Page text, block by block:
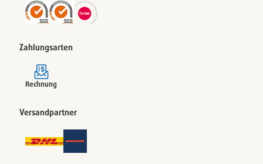
Zahlungsarten
Rechnung
Versandpartner